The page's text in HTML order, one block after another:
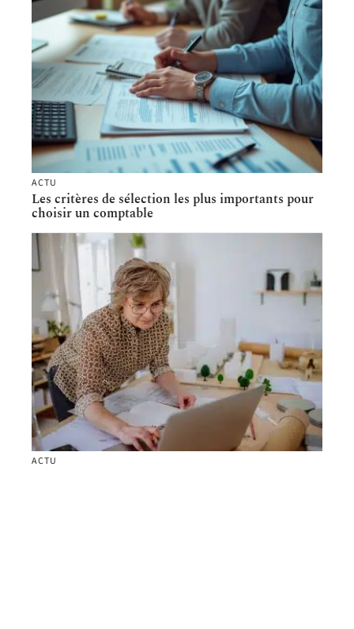
ACTU
Les critères de sélection les plus importants pour
choisir un comptable
ACTU